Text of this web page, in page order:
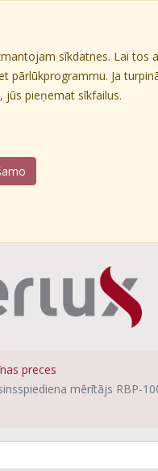
sīkdatnes. Lai tos
pārlūkprogrammu. Ja
jūs pieņemat sīkfailus.
preces
mērītājs RBP-